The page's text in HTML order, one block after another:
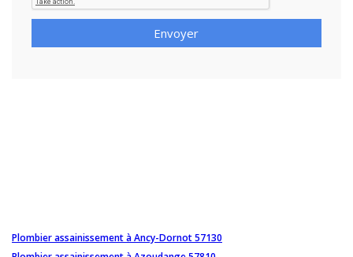
Envoyer
Plombier assainissement à Ancy-Dornot 57130